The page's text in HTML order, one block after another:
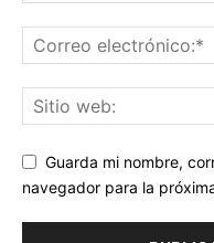
Guarda mi nombre,
navegador para la